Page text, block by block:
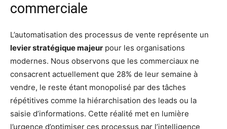
commerciale
L’automatisation des processus de vente représente un
levier stratégique majeur pour les organisations
modernes. Nous observons que les commerciaux ne
consacrent actuellement que 28% de leur semaine à
vendre, le reste étant monopolisé par des tâches
répétitives comme la hiérarchisation des leads ou la
saisie d’informations. Cette réalité met en lumière
l’urgence d’optimiser ces processus par l’intelligence